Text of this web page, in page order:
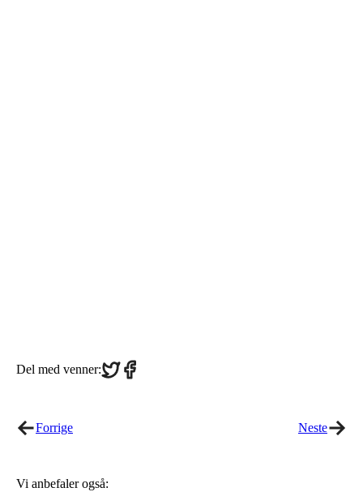
Del med venner:Share
on
Share
on
Forrige Neste
Vi anbefaler også: